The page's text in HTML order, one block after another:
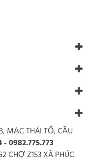
MẠC THÁI TỔ, CẦU
0982.775.773
CHỢ Z153 XÃ PHÚC